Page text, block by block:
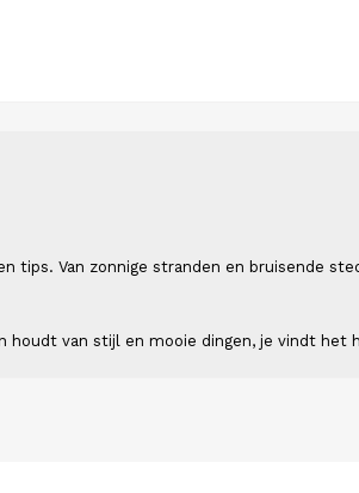
tips. Van zonnige stranden en bruisende
houdt van stijl en mooie dingen, je vindt het